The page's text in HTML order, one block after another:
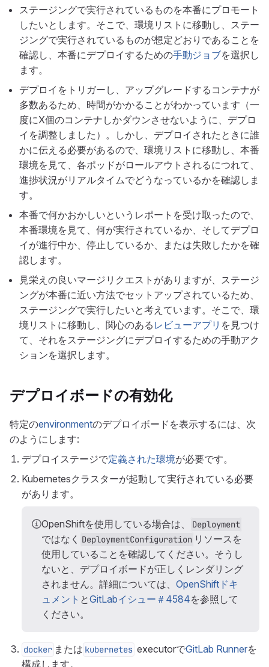
ステージングで実行されているものを本番にプロモート
したいとします。そこで、環境リストに移動し、ステー
ジングで実行されているものが想定どおりであることを
確認し、本番にデプロイするための手動ジョブを選択し
ます。
デプロイをトリガーし、アップグレードするコンテナが
多数あるため、時間がかかることがわかっています（一
度にX個のコンテナしかダウンさせないように、デプロ
イを調整しました）。しかし、デプロイされたときに誰
かに伝える必要があるので、環境リストに移動し、本番
環境を見て、各ポッドがロールアウトされるにつれて、
進捗状況がリアルタイムでどうなっているかを確認しま
す。
本番で何かおかしいというレポートを受け取ったので、
本番環境を見て、何が実行されているか、そしてデプロ
イが進行中か、停止しているか、または失敗したかを確
認します。
見栄えの良いマージリクエストがありますが、ステージ
ングが本番に近い方法でセットアップされているため、
ステージングで実行したいと考えています。そこで、環
境リストに移動し、関心のある レビューアプリ を見つけ
て、それをステージングにデプロイするための手動アク
ションを選択します。
デプロイボードの有効化
特定のenvironmentのデプロイボードを表示するには、次
のようにします:
デプロイステージで定義された環境が必要です。
Kubernetesクラスターが起動して実行されている必要
があります。
OpenShiftを使用している場合は、 Deployment
ではなく DeploymentConfiguration リソースを
使用していることを確認してください。そうし
ないと、デプロイボードが正しくレンダリング
されません。詳細については、 OpenShiftドキ
ュメント とGitLabイシュー＃4584を参照して
ください。
docker または kubernetes executorでGitLab Runnerを
構成します。